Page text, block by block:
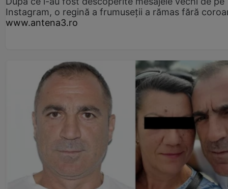
Instagram, o regină a frumuseții a rămas fără
www.antena3.ro